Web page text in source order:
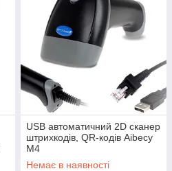
USB автоматичний 2D сканер
штрихкодів, QR-кодів Aibecy
M4
Немає в наявності